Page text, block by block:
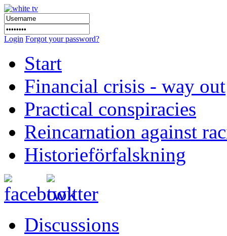
Login Forgot your password?
Start
Financial crisis - way out
Practical conspiracies
Reincarnation against
Historieförfalskning
Discussions